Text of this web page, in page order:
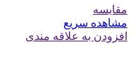
مقایسه
مشاهده سریع
افزودن به علاقه مندی